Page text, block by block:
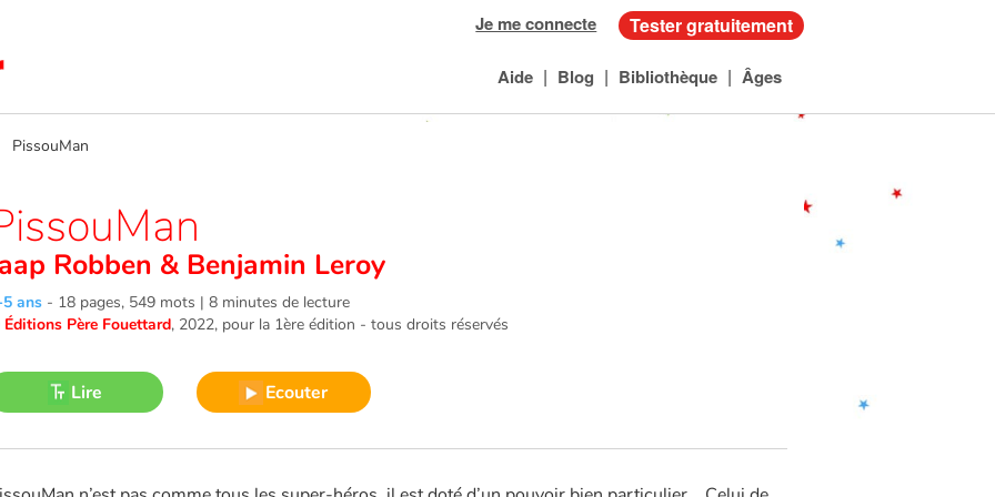
Je me connecte Tester gratuitement
Aide | Blog | Bibliothèque | Âges
PissouMan
Robben & Benjamin Leroy
ans - 18 pages, 549 mots | 8 minutes de lecture
Éditions Père Fouettard, 2022, pour la 1ère édition - tous droits réservés
Lire Ecouter